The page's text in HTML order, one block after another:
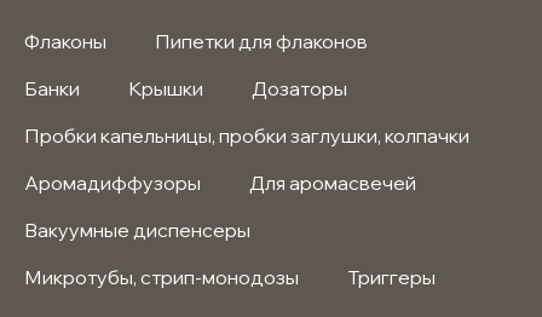
Флаконы
Пипетки для флаконов
Банки
Крышки
Дозаторы
Пробки капельницы, пробки заглушки, колпачки
Аромадиффузоры
Для аромасвечей
Вакуумные диспенсеры
Микротубы, стрип-монодозы
Триггеры